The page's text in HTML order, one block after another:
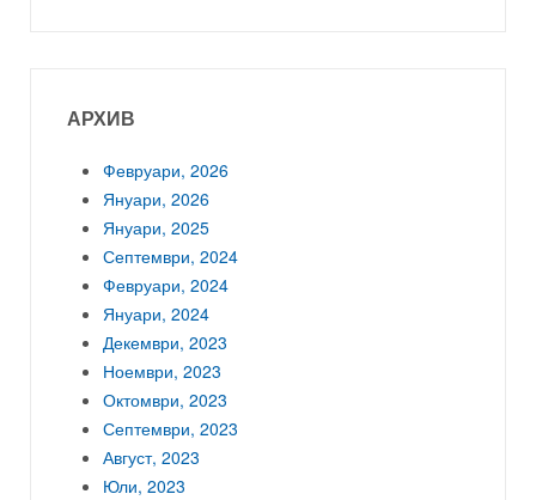
АРХИВ
Февруари, 2026
Януари, 2026
Януари, 2025
Септември, 2024
Февруари, 2024
Януари, 2024
Декември, 2023
Ноември, 2023
Октомври, 2023
Септември, 2023
Август, 2023
Юли, 2023